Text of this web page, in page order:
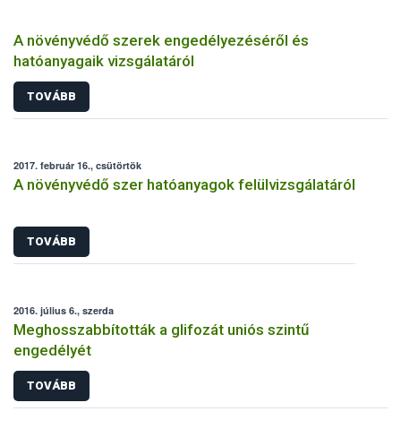
A növényvédő szerek engedélyezéséről és
hatóanyagaik vizsgálatáról
TOVÁBB
2017. február 16., csütörtök
A növényvédő szer hatóanyagok felülvizsgálatáról
TOVÁBB
2016. július 6., szerda
Meghosszabbították a glifozát uniós szintű
engedélyét
TOVÁBB